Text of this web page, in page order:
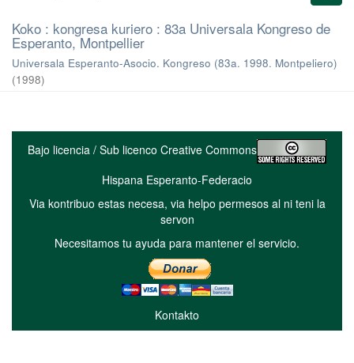
Koko : kongresa kuriero : 83a Universala Kongreso de
Esperanto, Montpellier
Universala Esperanto-Asocio. Kongreso (83a. 1998. Montpeliero)
(1998)
Bajo licencia / Sub licenco Creative Commons
Hispana Esperanto-Federacio
Via kontribuo estas necesa, via helpo permesos al ni teni la
servon
Necesitamos tu ayuda para mantener el servicio.
Kontakto